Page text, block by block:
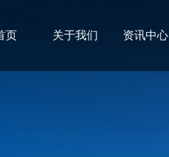
页 关于我们 资讯中心